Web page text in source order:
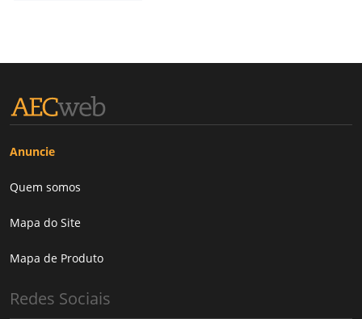
Anuncie
Quem somos
Mapa do Site
Mapa de Produto
Redes Sociais